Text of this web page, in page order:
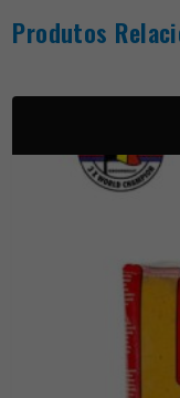
Produtos